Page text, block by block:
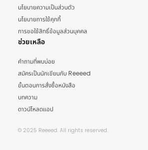
นโยบายความเป็นส่วนตัว
นโยบายการใช้คุกกี้
การขอใช้สิทธิ์ข้อมูลส่วนบุคคล
ช่วยเหลือ
คำถามที่พบบ่อย
สมัครเป็นนักเขียนกับ Reeeed
ขั้นตอนการสั่งซื้อหนังสือ
บทความ
ดาวน์โหลดแอป
© 2025 Reeeed. All rights reserved.